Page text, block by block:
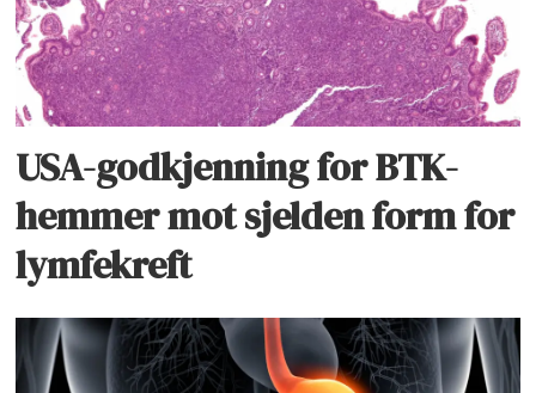
USA-godkjenning for BTK-
hemmer mot sjelden form for
lymfekreft